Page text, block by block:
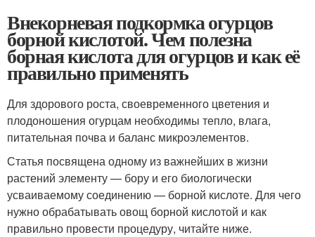
Внекорневая подкормка огурцов
борной кислотой. Чем полезна
борная кислота для огурцов и как её
правильно применять
Для здорового роста, своевременного цветения и
плодоношения огурцам необходимы тепло, влага,
питательная почва и баланс микроэлементов.
Статья посвящена одному из важнейших в жизни
растений элементу — бору и его биологически
усваиваемому соединению — борной кислоте. Для чего
нужно обрабатывать овощ борной кислотой и как
правильно провести процедуру, читайте ниже.